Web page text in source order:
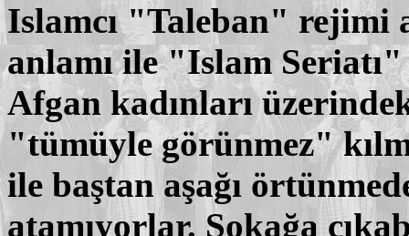
Islamcı "Taleban" rejimi
anlamı ile "Islam
Afgan kadınları
"tümüyle görünmez"
ile baştan aşağı
atamıyorlar. Sokağa